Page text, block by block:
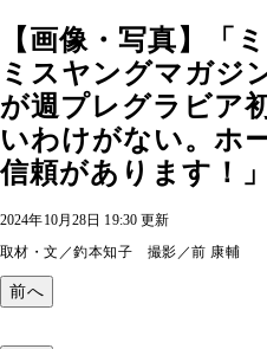
【画像・写真】「
ミスヤングマガジ
が週プレグラビア
いわけがない。ホ
信頼があります！」
2024年10月28日 19:30 更新
取材・文／釣本知子 撮影／前 康輔
前へ